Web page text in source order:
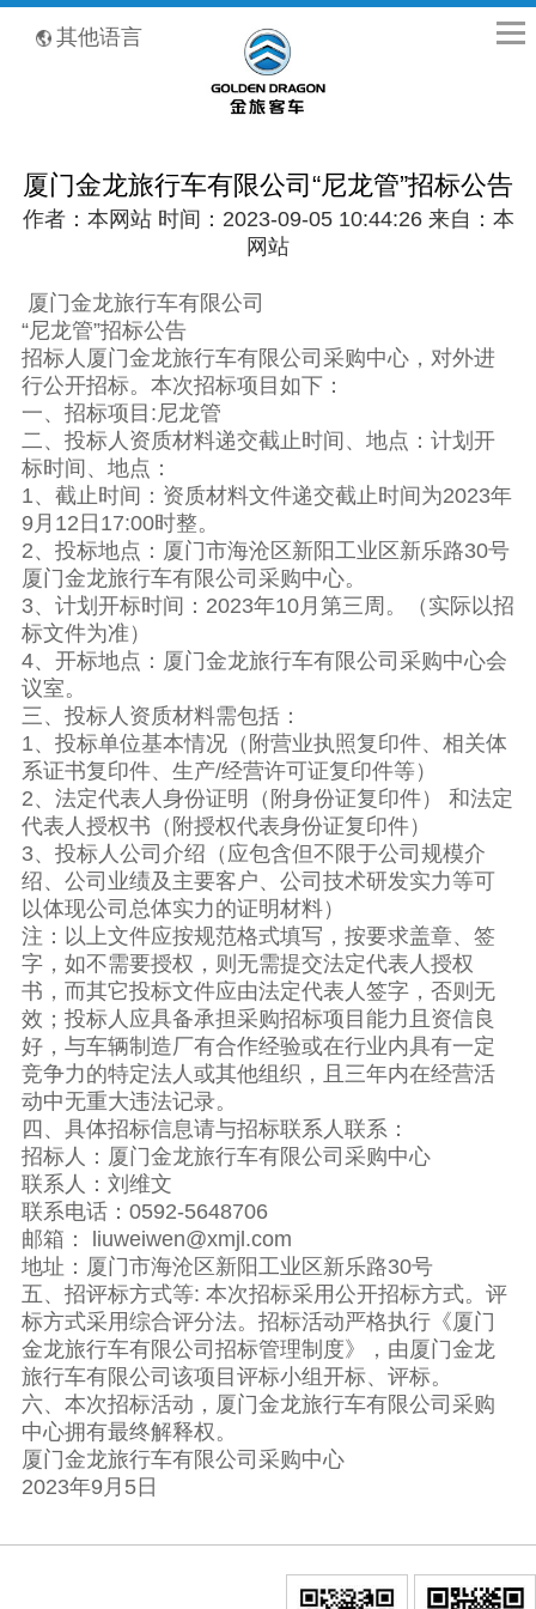
其他语言
厦门金龙旅行车有限公司“尼龙管”招标公告
作者：本网站 时间：2023-09-05 10:44:26 来自：本
网站
厦门金龙旅行车有限公司
“尼龙管”招标公告
招标人厦门金龙旅行车有限公司采购中心，对外进
行公开招标。本次招标项目如下：
一、招标项目:尼龙管
二、投标人资质材料递交截止时间、地点：计划开
标时间、地点：
1、截止时间：资质材料文件递交截止时间为2023年
9月12日17:00时整。
2、投标地点：厦门市海沧区新阳工业区新乐路30号
厦门金龙旅行车有限公司采购中心。
3、计划开标时间：2023年10月第三周。（实际以招
标文件为准）
4、开标地点：厦门金龙旅行车有限公司采购中心会
议室。
三、投标人资质材料需包括：
1、投标单位基本情况（附营业执照复印件、相关体
系证书复印件、生产/经营许可证复印件等）
2、法定代表人身份证明（附身份证复印件） 和法定
代表人授权书（附授权代表身份证复印件）
3、投标人公司介绍（应包含但不限于公司规模介
绍、公司业绩及主要客户、公司技术研发实力等可
以体现公司总体实力的证明材料）
注：以上文件应按规范格式填写，按要求盖章、签
字，如不需要授权，则无需提交法定代表人授权
书，而其它投标文件应由法定代表人签字，否则无
效；投标人应具备承担采购招标项目能力且资信良
好，与车辆制造厂有合作经验或在行业内具有一定
竞争力的特定法人或其他组织，且三年内在经营活
动中无重大违法记录。
四、具体招标信息请与招标联系人联系：
招标人：厦门金龙旅行车有限公司采购中心
联系人：刘维文
联系电话：0592-5648706
邮箱： liuweiwen@xmjl.com
地址：厦门市海沧区新阳工业区新乐路30号
五、招评标方式等: 本次招标采用公开招标方式。评
标方式采用综合评分法。招标活动严格执行《厦门
金龙旅行车有限公司招标管理制度》，由厦门金龙
旅行车有限公司该项目评标小组开标、评标。
六、本次招标活动，厦门金龙旅行车有限公司采购
中心拥有最终解释权。
厦门金龙旅行车有限公司采购中心
2023年9月5日